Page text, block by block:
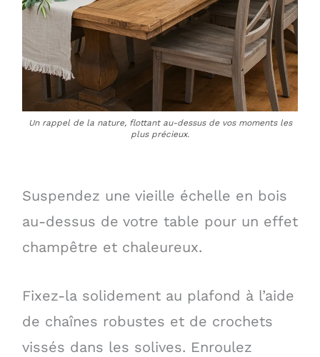
Un rappel de la nature, flottant au-dessus de vos moments les
plus précieux.
Suspendez une vieille échelle en bois
au-dessus de votre table pour un effet
champêtre et chaleureux.
Fixez-la solidement au plafond à l’aide
de chaînes robustes et de crochets
vissés dans les solives. Enroulez